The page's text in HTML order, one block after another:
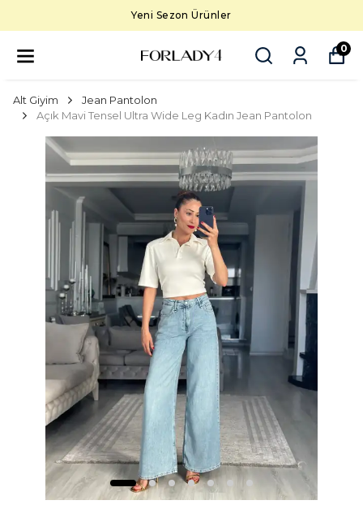
Yeni Sezon Ürünler
0
Alt Giyim
Jean Pantolon
Açık Mavi Tensel Ultra Wide Leg Kadın Jean Pantolon